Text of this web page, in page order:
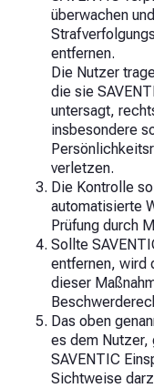
überwachen
entfernen.
Die Nutzer
die sie
untersagt,
insbesondere
verletzen.
Die Kontrolle
automatisierte
Prüfung durch
Sollte
entfernen, wird
dieser
Das oben
es dem Nutzer,
SAVENTIC
Sichtweise